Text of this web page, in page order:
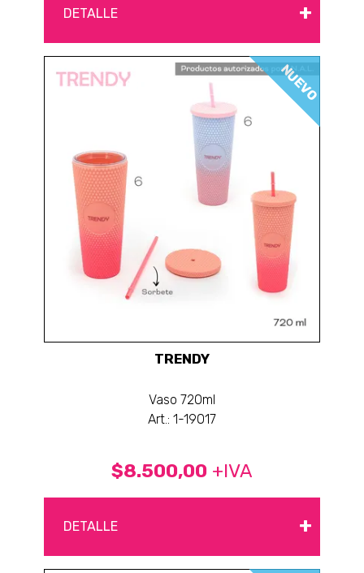
DETALLE +
NUEVO
TRENDY
Vaso 720ml
Art.: 1-19017
$8.500,00 +IVA
DETALLE +